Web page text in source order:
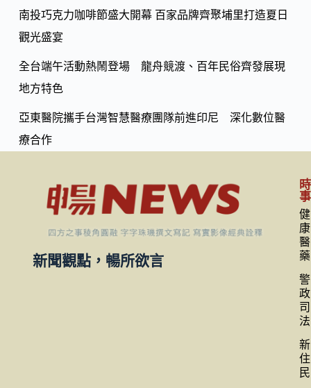
南投巧克力咖啡節盛大開幕 百家品牌齊聚埔里打造夏日
觀光盛宴
全台端午活動熱鬧登場 龍舟競渡、百年民俗齊發展現
地方特色
亞東醫院攜手台灣智慧醫療團隊前進印尼 深化數位醫
療合作
新聞觀點，暢所欲言
時
事
健
康
醫
藥
警
政
司
法
新
住
民